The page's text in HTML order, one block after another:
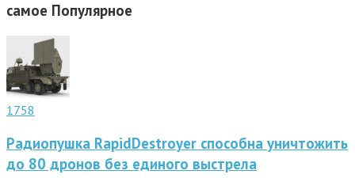
самое Популярное
1758
Радиопушка RapidDestroyer способна уничтожить
до 80 дронов без единого выстрела